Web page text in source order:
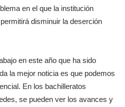
en el que la institución
disminuir la deserción
en este año que ha sido
la mejor noticia es que podemos
En los bachilleratos
se pueden ver los avances y